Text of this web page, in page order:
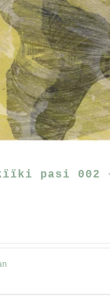
Deze
optie
kan
gekozen
worden
op
de
pasi 002